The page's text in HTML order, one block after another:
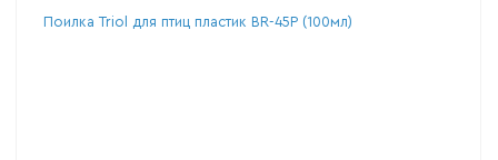
Поилка Triol для птиц пластик BR-45P (100мл)